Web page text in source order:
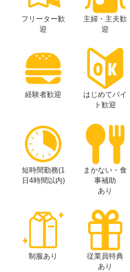
フリーター歓
迎
主婦・主夫歓
迎
経験者歓迎
はじめてバイ
ト歓迎
短時間勤務(1
日4時間以内)
まかない・食
事補助
あり
制服あり
従業員特典
あり